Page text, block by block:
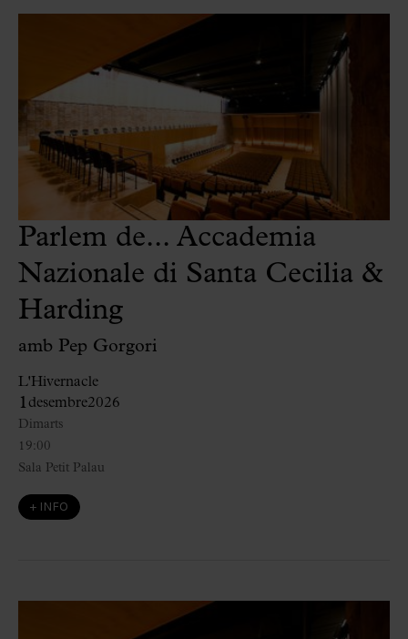
Parlem de... Accademia
Nazionale di Santa Cecilia &
Harding
amb Pep Gorgori
L'Hivernacle
1 desembre2026
19:00
Dimarts
Sala Petit Palau
+ INFO